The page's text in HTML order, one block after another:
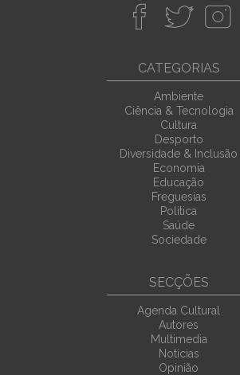
CATEGORIAS
Ambiente
Ciência & Tecnologia
Cultura
Desporto
Diversidade & Inclusão
Economia
Educação
Freguesias
Política
Saúde
Sociedade
SECÇÕES
Agenda Cultural
Autores
Multimedia
Noticias
Opinião